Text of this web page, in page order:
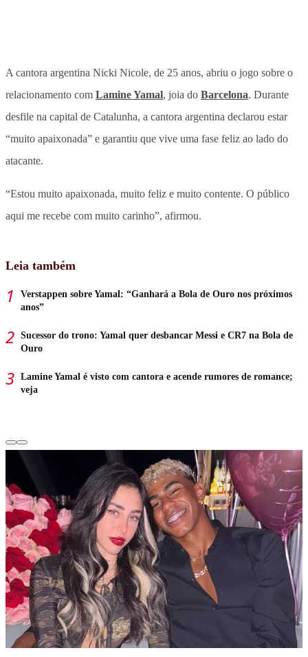
A cantora argentina Nicki Nicole, de 25 anos, abriu o jogo sobre o
relacionamento com Lamine Yamal, joia do Barcelona. Durante
desfile na capital de Catalunha, a cantora argentina declarou estar
“muito apaixonada” e garantiu que vive uma fase feliz ao lado do
atacante.
“Estou muito apaixonada, muito feliz e muito contente. O público
aqui me recebe com muito carinho”, afirmou.
Leia também
Verstappen sobre Yamal: “Ganhará a Bola de Ouro nos próximos
anos”
Sucessor do trono: Yamal quer desbancar Messi e CR7 na Bola de
Ouro
Lamine Yamal é visto com cantora e acende rumores de romance;
veja